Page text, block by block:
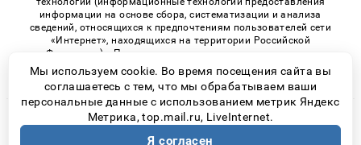
информации на основе сбора, систематизации и анализа
сведений, относящихся к предпочтениям пользователей сети
«Интернет», находящихся на территории Российской
Федерации)». Правила применения рекомендательных
технологий в виджетах рекламно-обменной сети
«СМИ2» (PDF)
© 2026 «ProGorodSamara» | Все права защищены
Возрастная категория сайта 16+
Мы используем cookie. Во время посещения сайта вы
соглашаетесь с тем, что мы обрабатываем ваши
персональные данные с использованием метрик Яндекс
Метрика, top.mail.ru, LiveInternet.
Я согласен